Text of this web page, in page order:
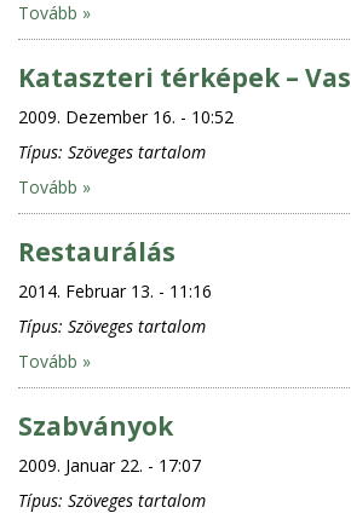
Tovább »
Kataszteri térképek – Vas
2009. Dezember 16. - 10:52
Típus: Szöveges tartalom
Tovább »
Restaurálás
2014. Februar 13. - 11:16
Típus: Szöveges tartalom
Tovább »
Szabványok
2009. Januar 22. - 17:07
Típus: Szöveges tartalom